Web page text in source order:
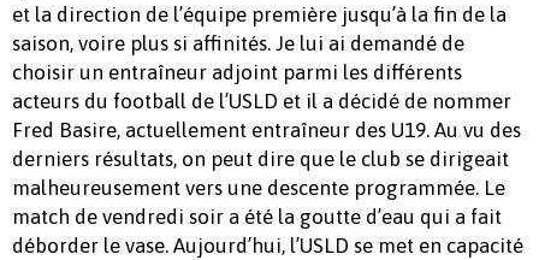
et la direction de l’équipe première jusqu’à la fin de la
saison, voire plus si affinités. Je lui ai demandé de
choisir un entraîneur adjoint parmi les différents
acteurs du football de l’USLD et il a décidé de nommer
Fred Basire, actuellement entraîneur des U19. Au vu des
derniers résultats, on peut dire que le club se dirigeait
malheureusement vers une descente programmée. Le
match de vendredi soir a été la goutte d’eau qui a fait
déborder le vase. Aujourd’hui, l’USLD se met en capacité